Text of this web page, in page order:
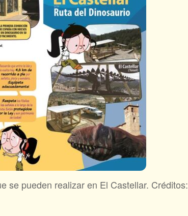
se pueden realizar en El Castellar. Créditos: